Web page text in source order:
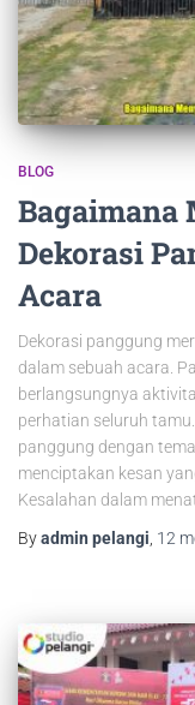
BLOG
Bagaimana
Dekorasi
Acara
Dekorasi panggung
dalam sebuah acara.
berlangsungnya
perhatian seluruh
panggung dengan
menciptakan kesan
Kesalahan dalam
Byadmin pelangi, 12